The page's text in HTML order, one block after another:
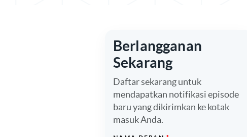
Berlangganan
Sekarang
Daftar sekarang untuk
mendapatkan notifikasi episode
baru yang dikirimkan ke kotak
masuk Anda.